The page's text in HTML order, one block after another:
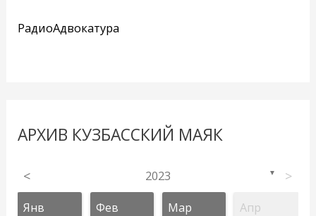
РадиоАдвокатура
АРХИВ КУЗБАССКИЙ МАЯК
< 2023 ▼ >
Янв Фев Мар Апр